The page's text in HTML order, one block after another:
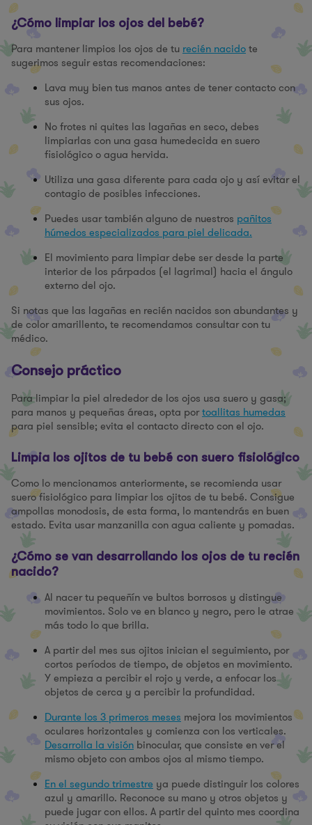
¿Cómo limpiar los ojos del bebé?
Para mantener limpios los ojos de tu recién nacidote
sugerimos seguir estas recomendaciones:
Lava muy bien tus manos antes de tener contacto con
sus ojos.
No frotes ni quites las lagañas en seco, debes
limpiarlas con una gasa humedecida en suero
fisiológico o agua hervida.
Utiliza una gasa diferente para cada ojo y así evitar el
contagio de posibles infecciones.
Puedes usar también alguno de nuestros pañitos
húmedos especializados para piel delicada.
El movimiento para limpiar debe ser desde la parte
interior de los párpados (el lagrimal) hacia el ángulo
externo del ojo.
Si notas que las lagañas en recién nacidos son abundantes y
de color amarillento, te recomendamos consultar con tu
médico.
Consejo práctico
Para limpiar la piel alrededor de los ojos usa suero y gasa;
para manos y pequeñas áreas, opta portoallitas humedas
para piel sensible; evita el contacto directo con el ojo.
Limpia los ojitos de tu bebé con suero fisiológico
Como lo mencionamos anteriormente, se recomienda usar
suero fisiológico para limpiar los ojitos de tu bebé. Consigue
ampollas monodosis, de esta forma, lo mantendrás en buen
estado. Evita usar manzanilla con agua caliente y pomadas.
¿Cómo se van desarrollando los ojos de tu recién
nacido?
Al nacer tu pequeñín ve bultos borrosos y distingue
movimientos. Solo ve en blanco y negro, pero le atrae
más todo lo que brilla.
A partir del mes sus ojitos inician el seguimiento, por
cortos períodos de tiempo, de objetos en movimiento.
Y empieza a percibir el rojo y verde, a enfocar los
objetos de cerca y a percibir la profundidad.
Durante los 3 primeros meses mejora los movimientos
oculares horizontales y comienza con los verticales.
Desarrolla la visión binocular, que consiste en ver el
mismo objeto con ambos ojos al mismo tiempo.
En el segundo trimestre ya puede distinguir los colores
azul y amarillo. Reconoce su mano y otros objetos y
puede jugar con ellos. A partir del quinto mes coordina